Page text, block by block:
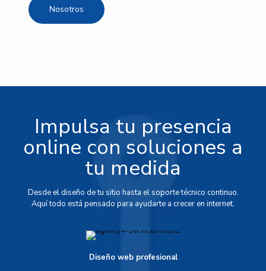
Nosotros
Impulsa tu presencia
online con soluciones a
tu medida
Desde el diseño de tu sitio hasta el soporte técnico continuo.
Aquí todo está pensado para ayudarte a crecer en internet.
Diseño web profesional